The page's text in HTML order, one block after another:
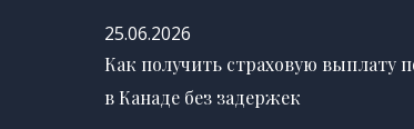
25.06.2026
Как получить страховую выплату
в Канаде без задержек